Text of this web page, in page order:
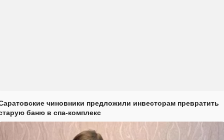
чиновники предложили инвесторам превратить
баню в спа-комплекс